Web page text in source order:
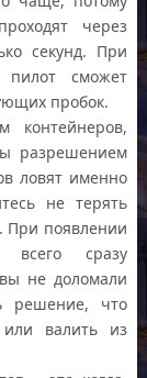
через
секунд. При
пилот сможет
пробок.
контейнеров,
разрешением
ловят именно
не терять
При появлении
всего сразу
не доломали
решение, что
валить из